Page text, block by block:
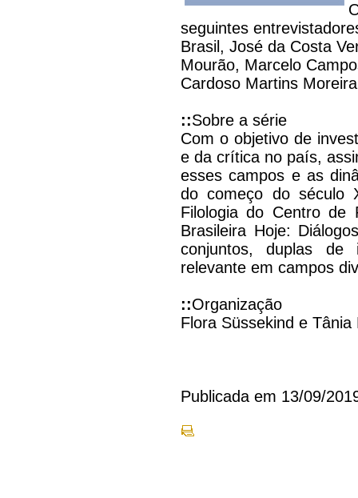
seguintes
Brasil, José da Costa
Mourão, Marcelo
Cardoso Martins
::Sobre a série
Com o objetivo de
e da crítica no país,
esses campos e as
do começo do século
Filologia do Centro de
Brasileira Hoje:
conjuntos, duplas de
relevante em campos
::Organização
Flora Süssekind e Tânia
Publicada em 13/09/